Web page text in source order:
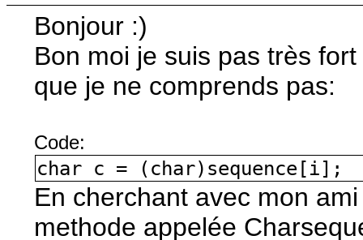
Bonjour :)
Bon moi je suis pas très
que je ne comprends pas:
Code:
char c = (char)sequence[i];
En cherchant avec mon
methode appelée